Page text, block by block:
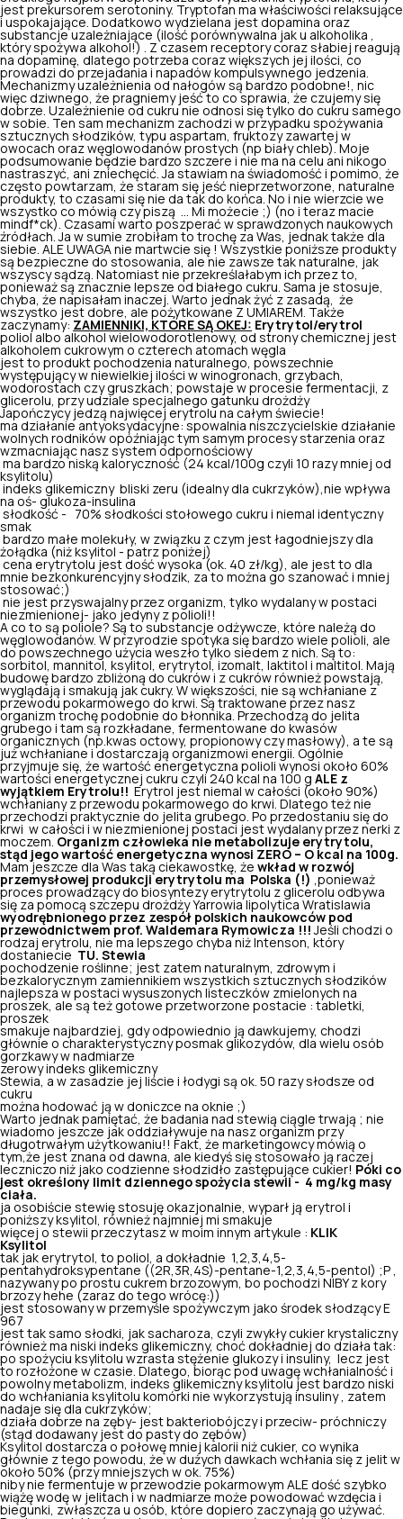
jest prekursorem serotoniny. Tryptofan ma właściwości relaksujące
i uspokajające. Dodatkowo wydzielana jest dopamina oraz
substancje uzależniające (ilość porównywalna jak u alkoholika ,
który spożywa alkohol!) . Z czasem receptory coraz słabiej reagują
na dopaminę, dlatego potrzeba coraz większych jej ilości, co
prowadzi do przejadania i napadów kompulsywnego jedzenia.
Mechanizmy uzależnienia od nałogów są bardzo podobne!, nic
więc dziwnego, że pragniemy jeść to co sprawia, że czujemy się
dobrze. Uzależnienie od cukru nie odnosi się tylko do cukru samego
w sobie. Ten sam mechanizm zachodzi w przypadku spożywania
sztucznych słodzików, typu aspartam, fruktozy zawartej w
owocach oraz węglowodanów prostych (np biały chleb). Moje
podsumowanie będzie bardzo szczere i nie ma na celu ani nikogo
nastraszyć, ani zniechęcić. Ja stawiam na świadomość i pomimo, że
często powtarzam, że staram się jeść nieprzetworzone, naturalne
produkty, to czasami się nie da tak do końca. No i nie wierzcie we
wszystko co mówią czy piszą ... Mi możecie ;) (no i teraz macie
mindf*ck). Czasami warto poszperać w sprawdzonych naukowych
źródłach. Ja w sumie zrobiłam to trochę za Was, jednak także dla
siebie. ALE UWAGA nie martwcie się ! Wszystkie poniższe produkty
są bezpieczne do stosowania, ale nie zawsze tak naturalne, jak
wszyscy sądzą. Natomiast nie przekreślałabym ich przez to,
ponieważ są znacznie lepsze od białego cukru. Sama je stosuje,
chyba, że napisałam inaczej. Warto jednak żyć z zasadą, że
wszystko jest dobre, ale pożytkowane Z UMIAREM. Także
zaczynamy: ZAMIENNIKI, KTÓRE SĄ OKEJ: Erytrytol/erytrol
poliol albo alkohol wielowodorotlenowy, od strony chemicznej jest
alkoholem cukrowym o czterech atomach węgla
jest to produkt pochodzenia naturalnego, powszechnie
występujący w niewielkiej ilości w winogronach, grzybach,
wodorostach czy gruszkach; powstaje w procesie fermentacji, z
glicerolu, przy udziale specjalnego gatunku drożdży
Japończycy jedzą najwięcej erytrolu na całym świecie!
ma działanie antyoksydacyjne: spowalnia niszczycielskie działanie
wolnych rodników opóźniając tym samym procesy starzenia oraz
wzmacniając nasz system odpornościowy
ma bardzo niską kaloryczność (24 kcal/100g czyli 10 razy mniej od
ksylitolu)
indeks glikemiczny bliski zeru (idealny dla cukrzyków),nie wpływa
na oś- glukoza-insulina
słodkość - 70% słodkości stołowego cukru i niemal identyczny
smak
bardzo małe molekuły, w związku z czym jest łagodniejszy dla
żołądka (niż ksylitol - patrz poniżej)
cena erytrytolu jest dość wysoka (ok. 40 zł/kg), ale jest to dla
mnie bezkonkurencyjny słodzik, za to można go szanować i mniej
stosować;)
nie jest przyswajalny przez organizm, tylko wydalany w postaci
niezmienionej- jako jedyny z polioli!!
A co to są poliole? Są to substancje odżywcze, które należą do
węglowodanów. W przyrodzie spotyka się bardzo wiele polioli, ale
do powszechnego użycia weszło tylko siedem z nich. Są to:
sorbitol, mannitol, ksylitol, erytrytol, izomalt, laktitol i maltitol. Mają
budowę bardzo zbliżoną do cukrów i z cukrów również powstają,
wyglądają i smakują jak cukry. W większości, nie są wchłaniane z
przewodu pokarmowego do krwi. Są traktowane przez nasz
organizm trochę podobnie do błonnika. Przechodzą do jelita
grubego i tam są rozkładane, fermentowane do kwasów
organicznych (np.kwas octowy, propionowy czy masłowy), a te są
już wchłaniane i dostarczają organizmowi energii. Ogólnie
przyjmuje się, że wartość energetyczna polioli wynosi około 60%
wartości energetycznej cukru czyli 240 kcal na 100 g ALE z
wyjątkiem Erytrolu!!
Erytrol jest niemal w całości (około 90%)
wchłaniany z przewodu pokarmowego do krwi. Dlatego też nie
przechodzi praktycznie do jelita grubego. Po przedostaniu się do
krwi w całości i w niezmienionej postaci jest wydalany przez nerki z
moczem. Organizm człowieka nie metabolizuje erytrytolu,
stąd jego wartość energetyczna wynosi ZERO – O kcal na 100g.
Mam jeszcze dla Was taką ciekawostkę, że wkład w rozwój
przemysłowej produkcji erytrytolu ma Polska (!)
,ponieważ
proces prowadzący do biosyntezy erytrytolu z glicerolu odbywa
się za pomocą szczepu drożdży Yarrowia lipolytica Wratislawia
wyodrębnionego przez zespół polskich naukowców pod
przewodnictwem prof. Waldemara Rymowicza !!! Jeśli chodzi o
rodzaj erytrolu, nie ma lepszego chyba niż Intenson, który
dostaniecie TU. Stewia
pochodzenie roślinne; jest zatem naturalnym, zdrowym i
bezkalorycznym zamiennikiem wszystkich sztucznych słodzików
najlepsza w postaci wysuszonych listeczków zmielonych na
proszek, ale są też gotowe przetworzone postacie : tabletki,
proszek
smakuje najbardziej, gdy odpowiednio ją dawkujemy, chodzi
głównie o charakterystyczny posmak glikozydów, dla wielu osób
gorzkawy w nadmiarze
zerowy indeks glikemiczny
Stewia, a w zasadzie jej liście i łodygi są ok. 50 razy słodsze od
cukru
można hodować ją w doniczce na oknie ;)
Warto jednak pamiętać, że badania nad stewią ciągle trwają ; nie
wiadomo jeszcze jak oddziaływuje na nasz organizm przy
długotrwałym użytkowaniu!! Fakt, że marketingowcy mówią o
tym,że jest znana od dawna, ale kiedyś się stosowało ją raczej
leczniczo niż jako codzienne słodzidło zastępujące cukier! Póki co
jest określony limit dziennego spożycia stewii - 4 mg/kg masy
ciała.
ja osobiście stewię stosuję okazjonalnie, wyparł ją erytrol i
poniższy ksylitol, również najmniej mi smakuje
więcej o stewii przeczytasz w moim innym artykule : KLIK
Ksylitol
tak jak erytrytol, to poliol, a dokładnie 1,2,3,4,5-
pentahydroksypentane ((2 R ,3 R ,4S)-pentane-1,2,3,4,5-pentol) ;P ,
nazywany po prostu cukrem brzozowym, bo pochodzi NIBY z kory
brzozy hehe (zaraz do tego wrócę:))
jest stosowany w przemyśle spożywczym jako środek słodzący E
967
jest tak samo słodki, jak sacharoza, czyli zwykły cukier krystaliczny
również ma niski indeks glikemiczny, choć dokładniej do działa tak:
po spożyciu ksylitolu wzrasta stężenie glukozy i insuliny, lecz jest
to rozłożone w czasie. Dlatego, biorąc pod uwagę wchłanialność i
powolny metabolizm, indeks glikemiczny ksylitolu jest bardzo niski
do wchłaniania ksylitolu komórki nie wykorzystują insuliny , zatem
nadaje się dla cukrzyków;
działa dobrze na zęby- jest bakteriobójczy i przeciw- próchniczy
(stąd dodawany jest do pasty do zębów)
Ksylitol dostarcza o połowę mniej kalorii niż cukier, co wynika
głównie z tego powodu, że w dużych dawkach wchłania się z jelit w
około 50% (przy mniejszych w ok. 75%)
niby nie fermentuje w przewodzie pokarmowym ALE dość szybko
wiążę wodę w jelitach i w nadmiarze może powodować wzdęcia i
biegunki, zwłaszcza u osób, które dopiero zaczynają go używać.